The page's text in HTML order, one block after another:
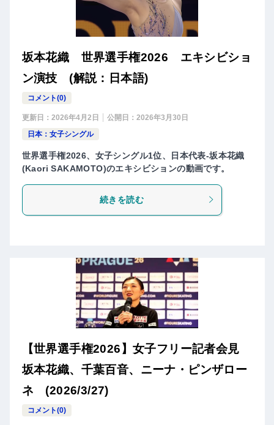
坂本花織 世界選手権2026 エキシビショ
ン演技 (解説：日本語)
コメント(0)
更新日： 2026年4月2日 公開日： 2026年3月30日
日本：女子シングル
世界選手権2026、女子シングル1位、日本代表-坂本花織
(Kaori SAKAMOTO)のエキシビションの動画です。
続きを読む
【世界選手権2026】女子フリー記者会見
坂本花織、千葉百音、ニーナ・ピンザロー
ネ (2026/3/27)
コメント(0)